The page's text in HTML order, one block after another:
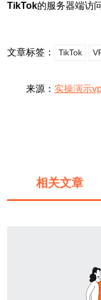
TikTok的服务器端访
文章标签： TikTok
来源： 实操演示
相关文章